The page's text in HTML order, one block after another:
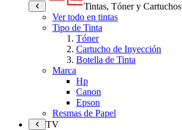
Tintas, Tóner y Cartuchos
Ver todo en tintas
Tipo de Tinta
Tóner
Cartucho de Inyección
Botella de Tinta
Marca
Hp
Canon
Epson
Resmas de Papel
TV